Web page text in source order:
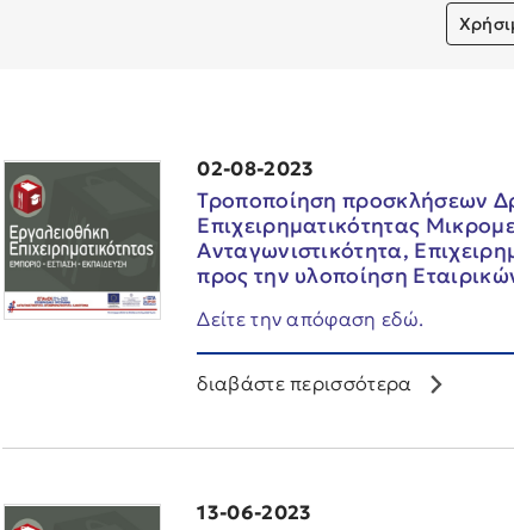
02-08-2023
Τροποποίηση προσκλήσεων
Επιχειρηματικότητας
Ανταγωνιστικότητα,
προς την υλοποίηση
Δείτε την απόφαση εδώ.
διαβάστε περισσότερα
13-06-2023